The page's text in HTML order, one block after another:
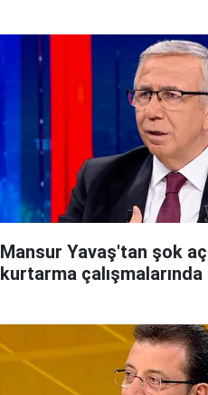
Mansur Yavaş'tan şok
kurtarma çalışmalarında